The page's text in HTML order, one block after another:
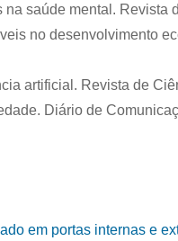
saúde mental. Revista
​​no desenvolvimento
artificial. Revista de
Diário de
em portas internas e